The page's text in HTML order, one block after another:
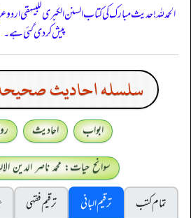
الحمدللہ! حدیث مبارک کی کتاب السنن الكبرى للبيهقي
پیش کر دی گئی ہے۔
سلسله احاديث
ابواب احادیث
سوانح حیات: محمد ناصر الدین
تمام کتب
ترقیم البانی ترقيم فقہی